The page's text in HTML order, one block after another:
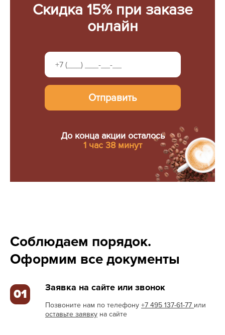
Скидка 15% при заказе
онлайн
Отправить
До конца акции осталось
1 час 38 минут
Соблюдаем порядок.
Оформим все документы
01 Заявка на сайте или звонок
Позвоните нам по телефону +7 495 137-61-77 или
оставьте заявку на сайте